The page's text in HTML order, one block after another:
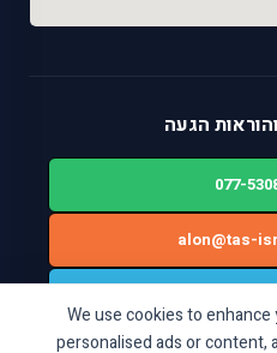
We use cookies to
personalised ads or content,
הגעה
077-
alon@tas-